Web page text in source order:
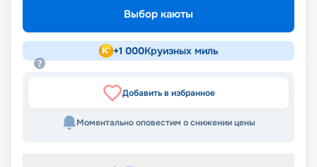
Выбор каюты
+1 000Круизных миль
Добавить в избранное
Моментально оповестим о снижении цены